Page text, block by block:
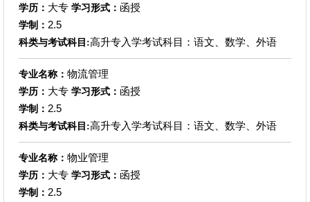
学历： 大专 学习形式： 函授
学制： 2.5
科类与考试科目:高升专入学考试科目：语文、数学、外语
专业名称： 物流管理
学历： 大专 学习形式： 函授
学制： 2.5
科类与考试科目:高升专入学考试科目：语文、数学、外语
专业名称： 物业管理
学历： 大专 学习形式： 函授
学制： 2.5